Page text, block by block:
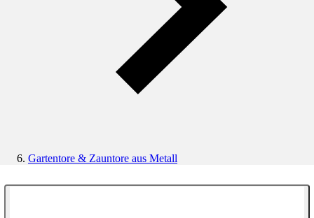
Gartentore & Zauntore aus Metall